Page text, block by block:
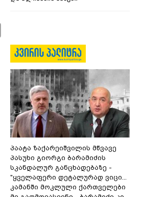
პაატა ზაქარეიშვილის მწვავე
პასუხი გიორგი ბარამიძის
სკანდალურ განცხადებაზე -
"ყველაფერი დეტალურად ვიცი...
კამანში მოკლული ქართველები